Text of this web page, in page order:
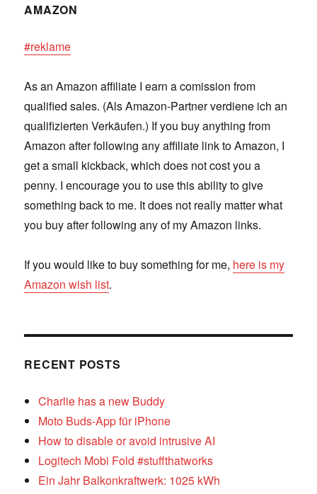
AMAZON
#reklame
As an Amazon affiliate I earn a comission from
qualified sales. (Als Amazon-Partner verdiene ich an
qualifizierten Verkäufen.) If you buy anything from
Amazon after following any affiliate link to Amazon, I
get a small kickback, which does not cost you a
penny. I encourage you to use this ability to give
something back to me. It does not really matter what
you buy after following any of my Amazon links.
If you would like to buy something for me, here is my
Amazon wish list.
RECENT POSTS
Charlie has a new Buddy
Moto Buds-App für iPhone
How to disable or avoid intrusive AI
Logitech Mobi Fold #stuffthatworks
Ein Jahr Balkonkraftwerk: 1025 kWh